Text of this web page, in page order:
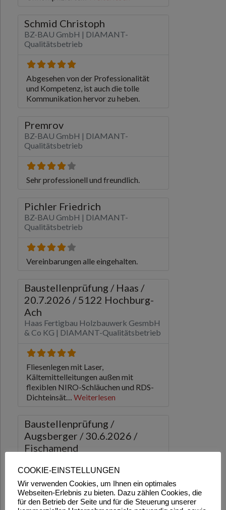
COOKIE-EINSTELLUNGEN
Wir verwenden Cookies, um Ihnen ein optimales
Webseiten-Erlebnis zu bieten. Dazu zählen Cookies, die
für den Betrieb der Seite und für die Steuerung unserer